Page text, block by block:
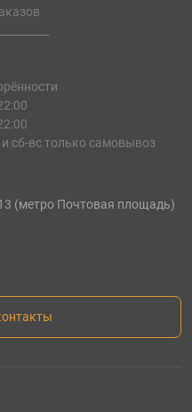
сб-вс только самовывоз
(метро Почтовая площадь)